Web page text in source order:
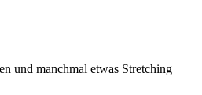
und manchmal etwas Stretching